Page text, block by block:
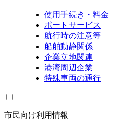
使用手続き・料金
ポートサービス
航行時の注意等
船舶動静関係
企業立地関連
港湾周辺企業
特殊車両の通行
市民向け利用情報